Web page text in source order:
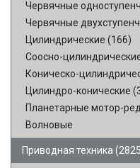
Червячные
Червячные
Цилиндрические (166)
Соосно-
Коническо-
Цилиндро-конические
Планетарные мотор-
Волновые
Приводная техника